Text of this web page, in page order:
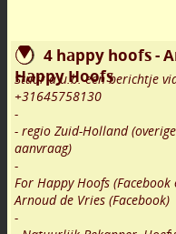
4 happy hoofs -
Happy Hoofs
Stuur a.u.b. een berichtje
+31645758130
-
- regio Zuid-Holland
aanvraag)
-
For Happy Hoofs
Arnoud de Vries (Facebook)
-